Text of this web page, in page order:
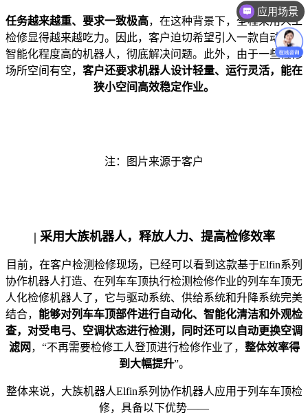
任务越来越重、要求一致极高，在这种背景下，全程采用人工
检修显得越来越吃力。因此，客户迫切希望引入一款自动化、
智能化程度高的机器人，彻底解决问题。此外，由于一些检修
场所空间有空， 客户还要求机器人设计轻量、运行灵活，能在
狭小空间高效稳定作业。
注：图片来源于客户
| 采用大族机器人，释放人力、提高检修效率
目前，在客户检测检修现场，已经可以看到这款基于Elfin系列
协作机器人打造、在列车车顶执行检测检修作业的列车车顶无
人化检修机器人了，它与驱动系统、供给系统和升降系统完美
结合， 能够对列车车顶部件进行自动化、智能化清洁和外观检
查，对受电弓、空调状态进行检测，同时还可以自动更换空调
滤网 ，“不再需要检修工人登顶进行检修作业了， 整体效率得
到大幅提升”。
整体来说，大族机器人Elfin系列协作机器人应用于列车车顶检
修，具备以下优势——
价格咨询